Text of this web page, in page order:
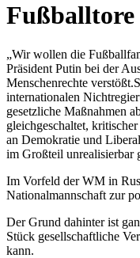
Fußballtore
„Wir wollen die
Präsident Putin bei der
Menschenrechte verstößt.
internationalen
gesetzliche Maßnahmen
gleichgeschaltet,
an Demokratie und
im Großteil unrealisierbar
Im Vorfeld der WM in
Nationalmannschaft zur
Der Grund dahinter ist
Stück gesellschaftliche
kann.